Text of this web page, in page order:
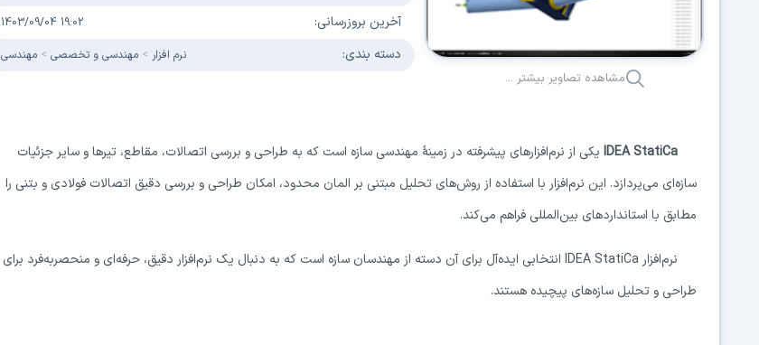
مشاهده تصاویر بیشتر ...
آخرین بروزرسانی: 1403/09/04 19:02
دسته بندی: نرم افزار مهندسی و تخصصی مهندسی
IDEA StatiCa یکی از نرم‌افزارهای پیشرفته در زمینهٔ مهندسی سازه است که به طراحی و بررسی اتصالات، مقاطع، تیرها و سایر جزئیات
سازه‌ای می‌پردازد. این نرم‌افزار با استفاده از روش‌های تحلیل مبتنی بر المان محدود، امکان طراحی و بررسی دقیق اتصالات فولادی و بتنی را
مطابق با استانداردهای بین‌المللی فراهم می‌کند.
نرم‌افزار IDEA StatiCa انتخابی ایده‌آل برای آن دسته از مهندسان سازه است که به دنبال یک نرم‌افزار دقیق، حرفه‌ای و منحصربه‌فرد برای
طراحی و تحلیل سازه‌های پیچیده هستند.